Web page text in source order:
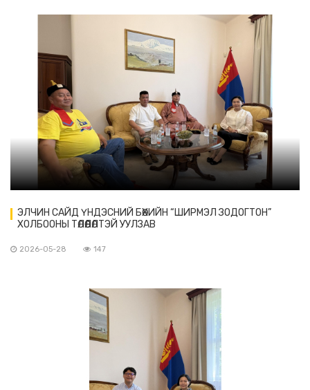
ЭЛЧИН САЙД ҮНДЭСНИЙ БӨХИЙН “ШИРМЭЛ ЗОДОГТОН”
ХОЛБООНЫ ТӨЛӨӨЛӨЛТЭЙ УУЛЗАВ
2026-05-28 147